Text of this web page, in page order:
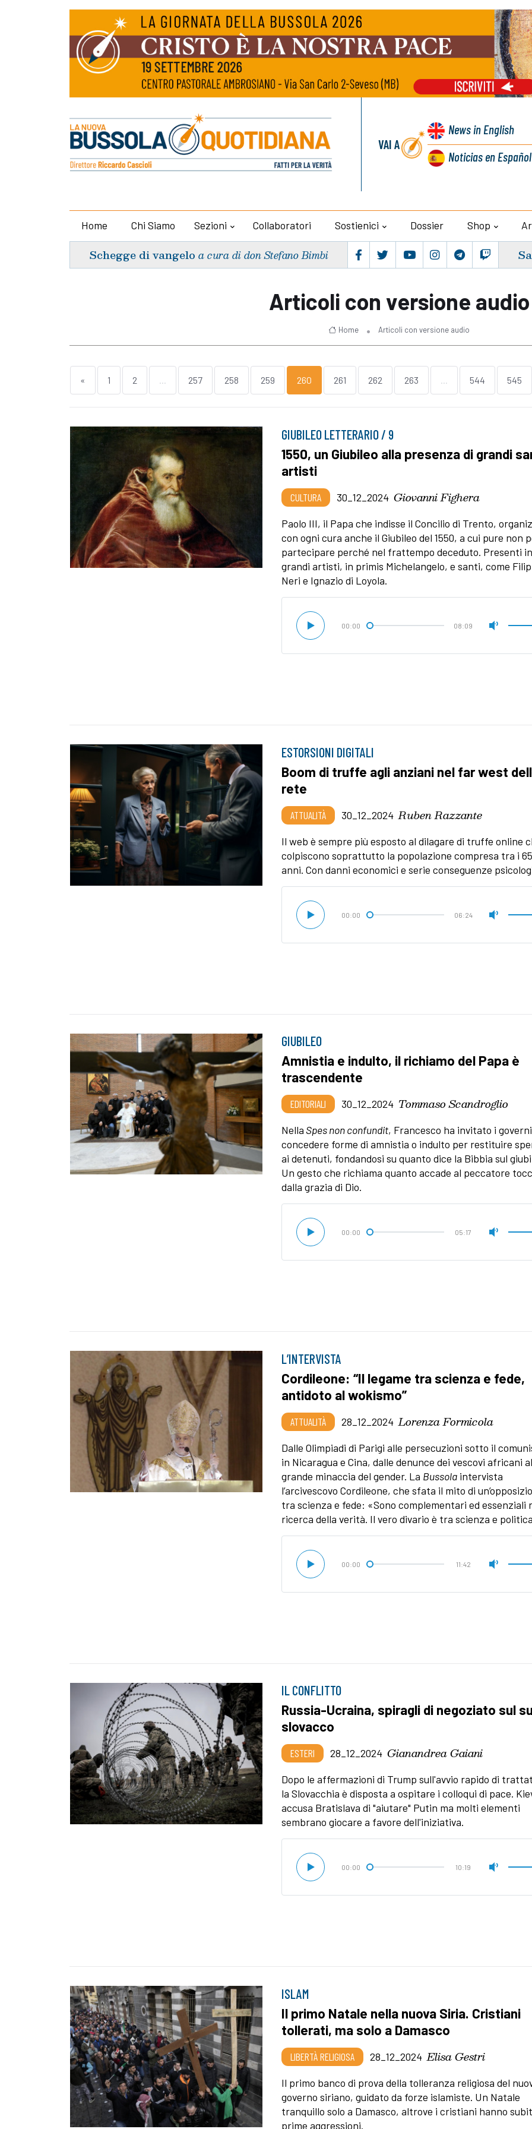
VAI A
Newsin English
Noticiasen Español
Home Chi Siamo Sezioni Collaboratori Sostienici Dossier Shop
Schegge di vangelo a cura di don Stefano Bimbi
Articoli con versione audio
Home Articoli con versione audio
« 1 2 ... 257 258 259 260 261 262 263 ... 544 545
GIUBILEO LETTERARIO / 9
1550, un Giubileo alla presenza di grandi
artisti
CULTURA 30_12_2024 Giovanni Fighera
Paolo III, il Papa che indisse il Concilio di Trento,
con ogni cura anche il Giubileo del 1550, a cui pure non
partecipare perché nel frattempo deceduto. Presenti
grandi artisti, in primis Michelangelo, e santi, come
Neri e Ignazio di Loyola.
00:00 08:09
ESTORSIONI DIGITALI
Boom di truffe agli anziani nel far west
rete
ATTUALITÀ 30_12_2024 Ruben Razzante
Il web è sempre più esposto al dilagare di truffe online
colpiscono soprattutto la popolazione compresa tra i
anni. Con danni economici e serie conseguenze
00:00 06:24
GIUBILEO
Amnistia e indulto, il richiamo del Papa è
trascendente
EDITORIALI 30_12_2024 Tommaso Scandroglio
Nella Spes non confundit, Francesco ha invitato i
concedere forme di amnistia o indulto per restituire
ai detenuti, fondandosi su quanto dice la Bibbia sul
Un gesto che richiama quanto accade al peccatore
dalla grazia di Dio.
00:00 05:17
L’INTERVISTA
Cordileone: “Il legame tra scienza e fede,
antidoto al wokismo”
ATTUALITÀ 28_12_2024 Lorenza Formicola
Dalle Olimpiadi di Parigi alle persecuzioni sotto il
in Nicaragua e Cina, dalle denunce dei vescovi africani
grande minaccia del gender. La Bussola intervista
l’arcivescovo Cordileone, che sfata il mito di
tra scienza e fede: «Sono complementari ed essenziali
ricerca della verità. Il vero divario è tra scienza e
00:00 11:42
IL CONFLITTO
Russia-Ucraina, spiragli di negoziato sul
slovacco
ESTERI 28_12_2024 Gianandrea Gaiani
Dopo le affermazioni di Trump sull'avvio rapido di
la Slovacchia è disposta a ospitare i colloqui di pace.
accusa Bratislava di "aiutare" Putin ma molti elementi
sembrano giocare a favore dell'iniziativa.
00:00 10:19
ISLAM
Il primo Natale nella nuova Siria. Cristiani
tollerati, ma solo a Damasco
LIBERTÀ RELIGIOSA 28_12_2024 Elisa Gestri
Il primo banco di prova della tolleranza religiosa del
governo siriano, guidato da forze islamiste. Un Natale
tranquillo solo a Damasco, altrove i cristiani hanno
prime aggressioni.